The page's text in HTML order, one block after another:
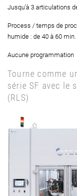
Jusqu’à 3 articulations
Process / temps de
humide : de 40 à 60
Aucune programmation
Tourne comme
série SF avec le
(RLS)